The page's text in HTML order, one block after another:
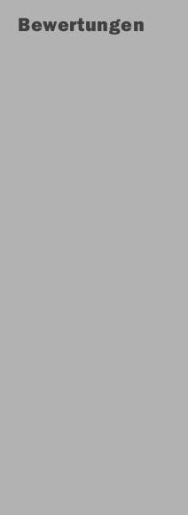
Bewertungen